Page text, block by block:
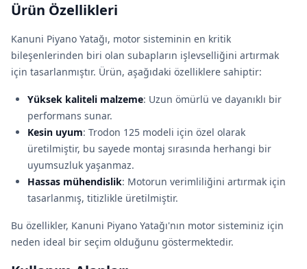
Ürün Özellikleri
Kanuni Piyano Yatağı, motor sisteminin en kritik
bileşenlerinden biri olan subapların işlevselliğini artırmak
için tasarlanmıştır. Ürün, aşağıdaki özelliklere sahiptir:
Yüksek kaliteli malzeme: Uzun ömürlü ve dayanıklı bir
performans sunar.
Kesin uyum: Trodon 125 modeli için özel olarak
üretilmiştir, bu sayede montaj sırasında herhangi bir
uyumsuzluk yaşanmaz.
Hassas mühendislik: Motorun verimliliğini artırmak için
tasarlanmış, titizlikle üretilmiştir.
Bu özellikler, Kanuni Piyano Yatağı'nın motor sisteminiz için
neden ideal bir seçim olduğunu göstermektedir.